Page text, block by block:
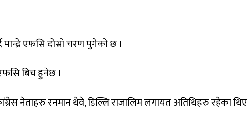
मान्द्रेएफसिदोस्रोचरणपुगेकोछ ।
बिचहुनेछ ।
नेताहरुरनमानथेवे,डिल्लिराजालिमलगायतअतिथिहरुरहेकाथिए